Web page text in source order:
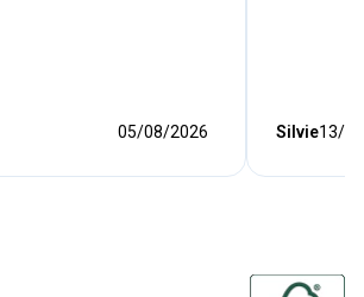
05/08/2026 Silvie13/